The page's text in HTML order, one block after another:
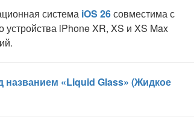
система iOS 26совместима с
iPhone XR, XS и XS Max
«Liquid Glass» (Жидкое